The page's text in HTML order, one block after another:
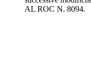
AL ROC N. 8094.